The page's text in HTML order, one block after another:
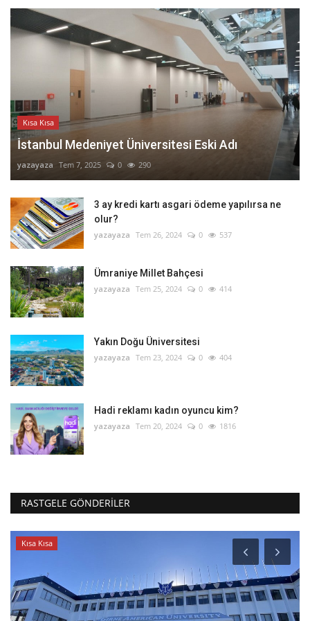
Kısa Kısa
İstanbul Medeniyet Üniversitesi Eski Adı
yazayaza Tem 7, 2025 0 290
3 ay kredi kartı asgari ödeme yapılırsa ne
olur?
yazayaza Tem 26, 2024 0 537
Ümraniye Millet Bahçesi
yazayaza Tem 25, 2024 0 414
Yakın Doğu Üniversitesi
yazayaza Tem 23, 2024 0 404
Hadi reklamı kadın oyuncu kim?
yazayaza Tem 20, 2024 0 1816
RASTGELE GÖNDERILER
Kısa Kısa